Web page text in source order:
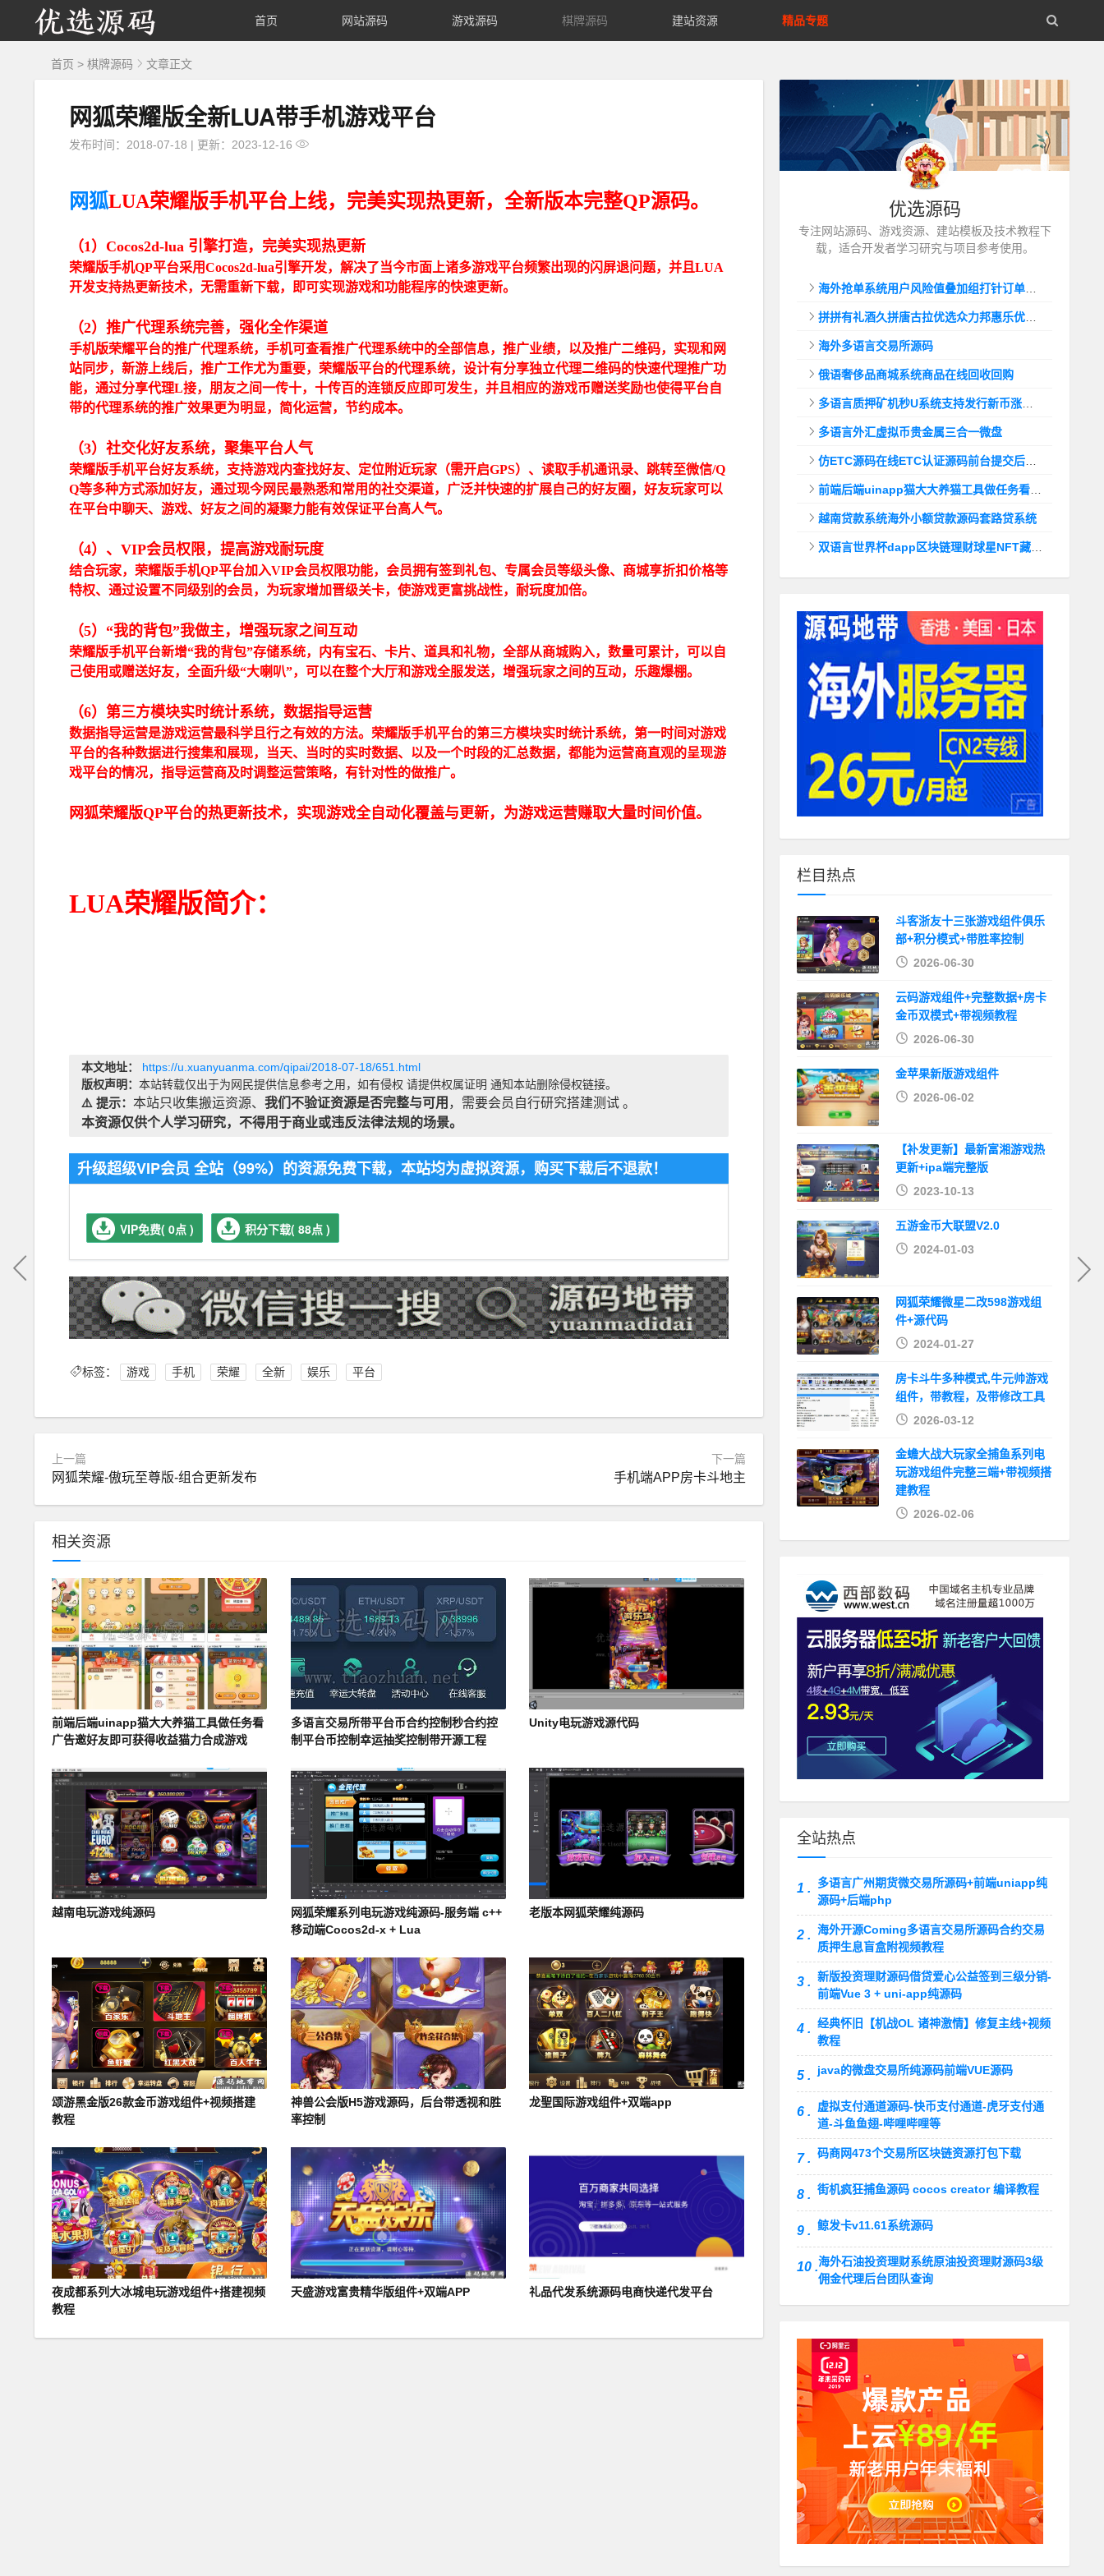
优 首页 网站源码 游戏源码 棋牌源码 建站资源 精品专题
首页 > 棋牌源码 文章正文
网狐荣耀版全新LUA带手机游戏平台
发布时间：2018-07-18 | 更新：2023-12-16
网狐LUA荣耀版手机平台上线，完美实现热更新，全新版本完整QP源码。
（1）Cocos2d-lua 引擎打造，完美实现热更新
荣耀版手机QP平台采用Cocos2d-lua引擎开发，解决了当今市面上诸多游戏平台频繁出现的闪屏退问题，并且LUA
开发支持热更新技术，无需重新下载，即可实现游戏和功能程序的快速更新。
（2）推广代理系统完善，强化全作渠道
手机版荣耀平台的推广代理系统，手机可查看推广代理系统中的全部信息，推广业绩，以及推广二维码，实现和网
站同步，新游上线后，推广工作尤为重要，荣耀版平台的代理系统，设计有分享独立代理二维码的快速代理推广功
能，通过分享代理L接，朋友之间一传十，十传百的连锁反应即可发生，并且相应的游戏币赠送奖励也使得平台自
带的代理系统的推广效果更为明显，简化运营，节约成本。
（3）社交化好友系统，聚集平台人气
荣耀版手机平台好友系统，支持游戏内查找好友、定位附近玩家（需开启GPS）、读取手机通讯录、跳转至微信/Q
Q等多种方式添加好友，通过现今网民最熟悉和常用的社交渠道，广泛并快速的扩展自己的好友圈，好友玩家可以
在平台中聊天、游戏、好友之间的凝聚力能有效保证平台高人气。
（4）、VIP会员权限，提高游戏耐玩度
结合玩家，荣耀版手机QP平台加入VIP会员权限功能，会员拥有签到礼包、专属会员等级头像、商城享折扣价格等
特权、通过设置不同级别的会员，为玩家增加晋级关卡，使游戏更富挑战性，耐玩度加倍。
（5）“我的背包”我做主，增强玩家之间互动
荣耀版手机平台新增“我的背包”存储系统，内有宝石、卡片、道具和礼物，全部从商城购入，数量可累计，可以自
己使用或赠送好友，全面升级“大喇叭”，可以在整个大厅和游戏全服发送，增强玩家之间的互动，乐趣爆棚。
（6）第三方模块实时统计系统，数据指导运营
数据指导运营是游戏运营最科学且行之有效的方法。荣耀版手机平台的第三方模块实时统计系统，第一时间对游戏
平台的各种数据进行搜集和展现，当天、当时的实时数据、以及一个时段的汇总数据，都能为运营商直观的呈现游
戏平台的情况，指导运营商及时调整运营策略，有针对性的做推广。
网狐荣耀版QP平台的热更新技术，实现游戏全自动化覆盖与更新，为游戏运营赚取大量时间价值。
LUA荣耀版简介：
本文地址：
https://u.xuanyuanma.com/qipai/2018-07-18/651.html
版权声明： 本站转载仅出于为网民提供信息参考之用，如有侵权 请提供权属证明 通知本站删除侵权链接。
⚠️ 提示： 本站只收集搬运资源、 我们不验证资源是否完整与可用 ，需要会员自行研究搭建测试 。
本资源仅供个人学习研究，不得用于商业或违反法律法规的场景。
升级超级VIP会员 全站（99%）的资源免费下载，本站均为虚拟资源，购买下载后不退款！
VIP免费( 0点 ) 积分下载( 88点 )
标签： 游戏 手机 荣耀 全新 娱乐 平台
上一篇
网狐荣耀-傲玩至尊版-组合更新发布
下一篇
手机端APP房卡斗地主
相关资源
前端后端uinapp猫大大养猫工具做任务看
广告邀好友即可获得收益猫力合成游戏
多语言交易所带平台币合约控制秒合约控
制平台币控制幸运抽奖控制带开源工程
Unity电玩游戏源代码
越南电玩游戏纯源码
网狐荣耀系列电玩游戏纯源码-服务端 c++
移动端Cocos2d-x + Lua
老版本网狐荣耀纯源码
颂游黑金版26款金币游戏组件+视频搭建
教程
神兽公会版H5游戏源码，后台带透视和胜
率控制
龙聖国际游戏组件+双端app
夜成都系列大冰城电玩游戏组件+搭建视频
教程
天盛游戏富贵精华版组件+双端APP 礼品代发系统源码电商快递代发平台
优选源码
专注网站源码、游戏资源、建站模板及技术教程下
载，适合开发者学习研究与项目参考使用。
海外抢单系统用户风险值叠加组打针订单自动匹配系统
拼拼有礼酒久拼唐古拉优选众力邦惠乐优选养猪拼购拼团返利系统
海外多语言交易所源码
俄语奢侈品商城系统商品在线回收回购
多语言质押矿机秒U系统支持发行新币涨幅调控+代理后台
多语言外汇虚拟币贵金属三合一微盘
仿ETC源码在线ETC认证源码前台提交后台查询
前端后端uinapp猫大大养猫工具做任务看广告邀好友即可获得收益猫力合成游戏
越南贷款系统海外小额贷款源码套路贷系统
双语言世界杯dapp区块链理财球星NFT藏品投资带uinapp源码
栏目热点
斗客浙友十三张游戏组件俱乐
部+积分模式+带胜率控制
2026-06-30
云码游戏组件+完整数据+房卡
金币双模式+带视频教程
2026-06-30
金苹果新版游戏组件
2026-06-02
【补发更新】最新富湘游戏热
更新+ipa端完整版
2023-10-13
五游金币大联盟V2.0
2024-01-03
网狐荣耀微星二改598游戏组
件+源代码
2024-01-27
房卡斗牛多种模式,牛元帅游戏
组件，带教程，及带修改工具
2026-03-12
金蟾大战大玩家全捕鱼系列电
玩游戏组件完整三端+带视频搭
建教程
2026-02-06
全站热点
1 .
多语言广州期货微交易所源码+前端uniapp纯
源码+后端php
2 . 海外开源Coming多语言交易所源码合约交易
质押生息盲盒附视频教程
3 . 新版投资理财源码借贷爱心公益签到三级分销-
前端Vue 3 + uni-app纯源码
4 . 经典怀旧【机战OL 诸神激情】修复主线+视频
教程
5 . java的微盘交易所纯源码前端VUE源码
6 .
虚拟支付通道源码-快币支付通道-虎牙支付通
道-斗鱼鱼翅-哔哩哔哩等
7 . 码商网473个交易所区块链资源打包下载
8 . 街机疯狂捕鱼源码 cocos creator 编译教程
9 . 鲸发卡v11.61系统源码
10 .海外石油投资理财系统原油投资理财源码3级
佣金代理后台团队查询